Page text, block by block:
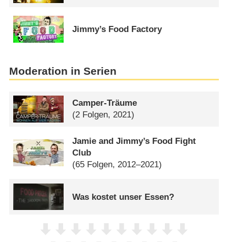
Jimmy’s Food Factory
Moderation in Serien
Camper-Träume
(2 Folgen, 2021)
Jamie and Jimmy’s Food Fight
Club
(65 Folgen, 2012–2021)
Was kostet unser Essen?